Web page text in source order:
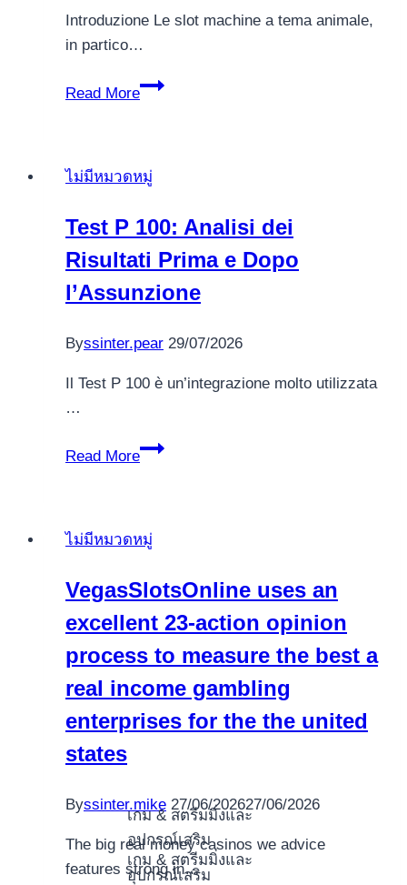
เกม & สตรีมมิ่งและ
อุปกรณ์เสริม
เกม & สตรีมมิ่งและ
อุปกรณ์เสริม
Introduzione Le slot machine a tema animale,
in partico…
Read More
Il
Animal
ไม่มีหมวดหมู่
Test P 100: Analisi dei
Risultati Prima e Dopo
l’Assunzione
Byssinter.pear 29/07/2026
Il Test P 100 è un’integrazione molto utilizzata
…
Read More
Test
dei
Prima
e
l’Assunzione
ไม่มีหมวดหมู่
VegasSlotsOnline uses an
excellent 23-action opinion
process to measure the best a
real income gambling
enterprises for the the united
states
Byssinter.mike 27/06/202627/06/2026
The big real money casinos we advice
features strong in…